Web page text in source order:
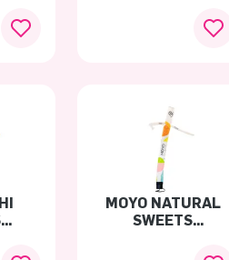
MOYO NATURAL
SWEETS